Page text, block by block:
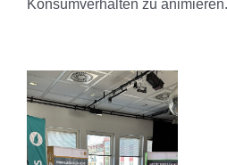
Konsumverhalten zu animieren.